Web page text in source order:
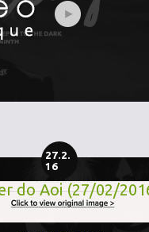
27.2.
16
do Aoi (27/02/